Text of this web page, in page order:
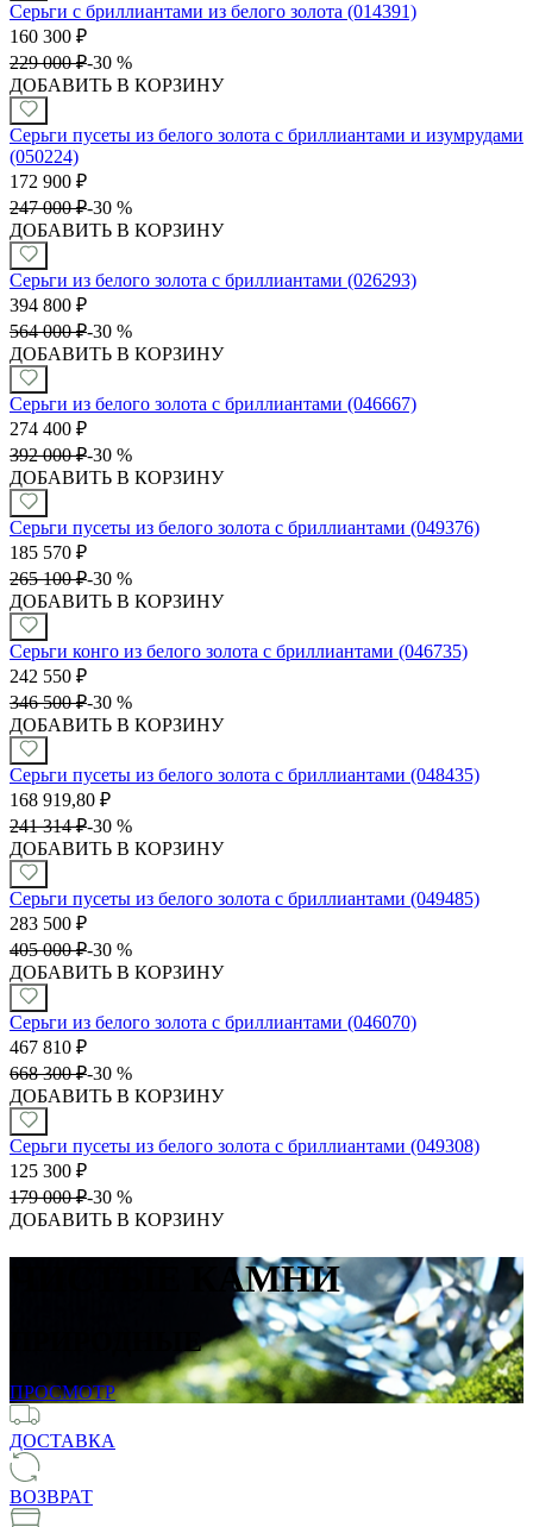
Серьги с бриллиантами из белого золота (014391)
160 300 ₽
229 000 ₽-30 %
ДОБАВИТЬ В КОРЗИНУ
Серьги пусеты из белого золота с бриллиантами и изумрудами
(050224)
172 900 ₽
247 000 ₽-30 %
ДОБАВИТЬ В КОРЗИНУ
Серьги из белого золота с бриллиантами (026293)
394 800 ₽
564 000 ₽-30 %
ДОБАВИТЬ В КОРЗИНУ
Серьги из белого золота с бриллиантами (046667)
274 400 ₽
392 000 ₽-30 %
ДОБАВИТЬ В КОРЗИНУ
Серьги пусеты из белого золота с бриллиантами (049376)
185 570 ₽
265 100 ₽-30 %
ДОБАВИТЬ В КОРЗИНУ
Серьги конго из белого золота с бриллиантами (046735)
242 550 ₽
346 500 ₽-30 %
ДОБАВИТЬ В КОРЗИНУ
Серьги пусеты из белого золота с бриллиантами (048435)
168 919,80 ₽
241 314 ₽-30 %
ДОБАВИТЬ В КОРЗИНУ
Серьги пусеты из белого золота с бриллиантами (049485)
283 500 ₽
405 000 ₽-30 %
ДОБАВИТЬ В КОРЗИНУ
Серьги из белого золота с бриллиантами (046070)
467 810 ₽
668 300 ₽-30 %
ДОБАВИТЬ В КОРЗИНУ
Серьги пусеты из белого золота с бриллиантами (049308)
125 300 ₽
179 000 ₽-30 %
ДОБАВИТЬ В КОРЗИНУ
ЧИСТЫЕ КАМНИ
ПРИРОДНЫЕ
ПРОСМОТР
ДОСТАВКА
ВОЗВРАТ